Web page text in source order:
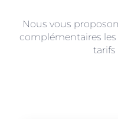
Nous vous
complémentaires les
tarifs